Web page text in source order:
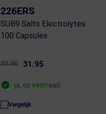
226ERS
SUB9 Salts Electrolytes
100 Capsules
35.00 31.95
ja, op voorraad
Vergelijk